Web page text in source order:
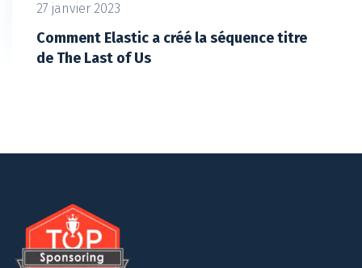
27 janvier 2023
Comment Elastic a créé la séquence titre
de The Last of Us